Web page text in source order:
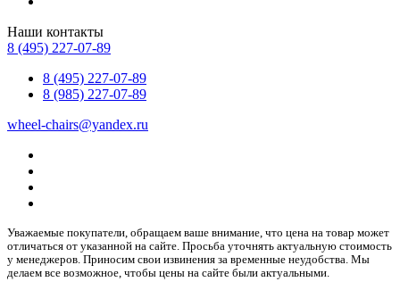
Наши контакты
8 (495) 227-07-89
8 (495) 227-07-89
8 (985) 227-07-89
wheel-chairs@yandex.ru
Уважаемые покупатели, обращаем ваше внимание, что цена на товар может
отличаться от указанной на сайте. Просьба уточнять актуальную стоимость
у менеджеров. Приносим свои извинения за временные неудобства. Мы
делаем все возможное, чтобы цены на сайте были актуальными.